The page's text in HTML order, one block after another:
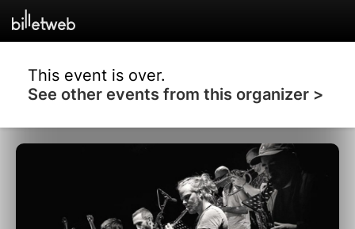
This event is over.
See other events from this organizer >